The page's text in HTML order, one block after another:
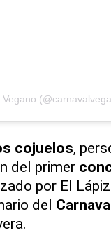
cojuelos,
del primer
por El
del